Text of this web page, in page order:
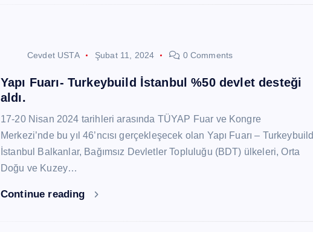
Cevdet USTA Şubat 11, 2024 0 Comments
Yapı Fuarı- Turkeybuild İstanbul %50 devlet desteği
aldı.
17-20 Nisan 2024 tarihleri arasında TÜYAP Fuar ve Kongre
Merkezi’nde bu yıl 46’ncısı gerçekleşecek olan Yapı Fuarı – Turkeybuild
İstanbul Balkanlar, Bağımsız Devletler Topluluğu (BDT) ülkeleri, Orta
Doğu ve Kuzey…
Continue reading